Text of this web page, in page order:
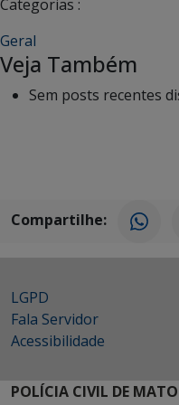
Categorias :
Geral
Veja Também
Sem posts recentes
Compartilhe:
LGPD
Fala Servidor
Acessibilidade
POLÍCIA CIVIL DE